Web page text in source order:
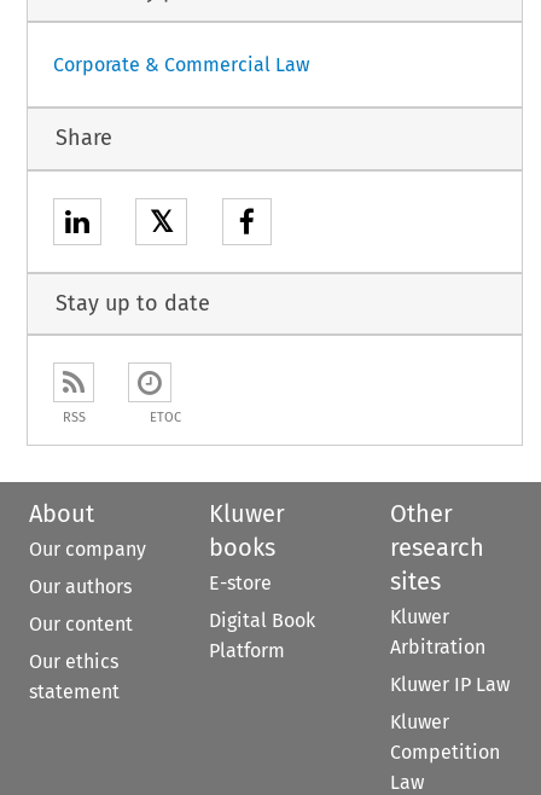
Corporate & Commercial Law
Share
𝕏
Stay up to date
RSS ETOC
About
Our company
Our authors
Our content
Our ethics
statement
Kluwer
books
E-store
Digital Book
Platform
Other
research
sites
Kluwer
Arbitration
Kluwer IP Law
Kluwer
Competition
Law